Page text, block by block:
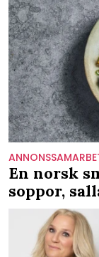
En norsk
soppor,